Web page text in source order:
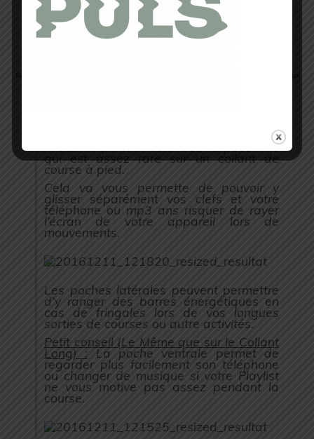
Ceinture ajustable par un cordon
– Quatre poches dont deux zipées : ce
qui est assez rare sur un collant de
course à pied.
Cela va vous permette de pouvoir y
glisser séparément vos clefs et votre
téléphone ou mp3 ans risquer de rayer
l’écran de votre appareil lors de
mouvements.
Les poches latérales peuvent permettre
d’y ranger des barres énergétiques en
cas de fringales lors de vos longues
sorties de courses ou autre activités.
Petit conseil (Le Même que sur le Collant
Long) :La poche ventrale permet de
regarder plus facilement son téléphone
ou changer de musique si votre Playlist
ne vous motive pas assez pendant la
course.